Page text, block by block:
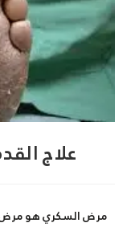
علاج
مرض السكري هو مرض